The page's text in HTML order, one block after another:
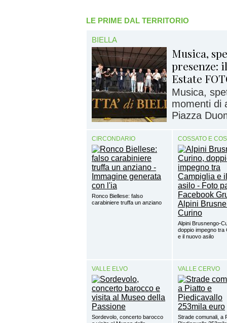
LE PRIME DAL TERRITORIO
BIELLA
Musica,
presenze:
Estate
Musica,
momenti di
Piazza
CIRCONDARIO
Ronco Biellese: falso
carabiniere truffa un anziano
COSSATO E
Alpini Brusnengo-
doppio impegno tra
e il nuovo asilo
VALLE ELVO
Sordevolo, concerto barocco
VALLE CERVO
Strade comunali, a